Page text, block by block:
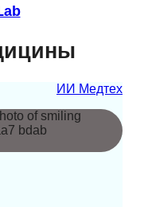
ИИ Медтех